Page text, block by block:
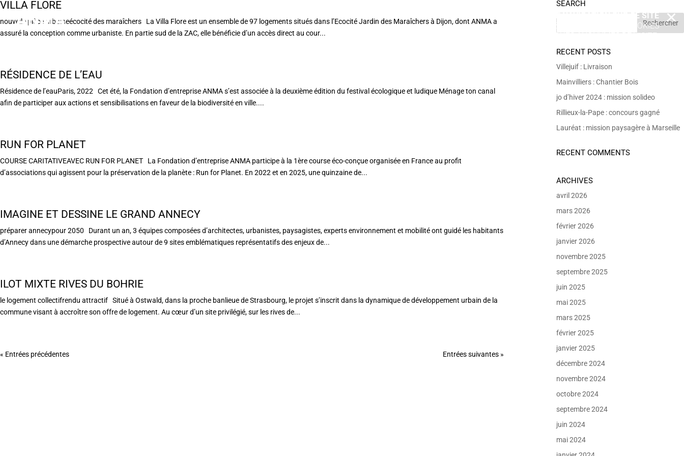
VILLA FLORE
nouvelle pièce urbaineécocité des maraîchers La Villa Flore est un ensemble de 97 logements situés dans l’Ecocité Jardin des Maraîchers à Dijon, dont ANMA a
assuré la conception comme urbaniste. En partie sud de la ZAC, elle bénéficie d’un accès direct au cour...
RÉSIDENCE DE L’EAU
Résidence de l’eauParis, 2022 Cet été, la Fondation d’entreprise ANMA s’est associée à la deuxième édition du festival écologique et ludique Ménage ton canal
afin de participer aux actions et sensibilisations en faveur de la biodiversité en ville....
RUN FOR PLANET
COURSE CARITATIVEAVEC RUN FOR PLANET La Fondation d’entreprise ANMA participe à la 1ère course éco-conçue organisée en France au profit
d’associations qui agissent pour la préservation de la planète : Run for Planet. En 2022 et en 2025, une quinzaine de...
IMAGINE ET DESSINE LE GRAND ANNECY
préparer annecypour 2050 Durant un an, 3 équipes composées d’architectes, urbanistes, paysagistes, experts environnement et mobilité ont guidé les habitants
d’Annecy dans une démarche prospective autour de 9 sites emblématiques représentatifs des enjeux de...
ILOT MIXTE RIVES DU BOHRIE
le logement collectifrendu attractif Situé à Ostwald, dans la proche banlieue de Strasbourg, le projet s’inscrit dans la dynamique de développement urbain de la
commune visant à accroître son offre de logement. Au cœur d’un site privilégié, sur les rives de...
« Entrées précédentes Entrées suivantes »
SEARCH
RECENT POSTS
Villejuif : Livraison
Mainvilliers : Chantier Bois
jo d’hiver 2024 : mission solideo
Rillieux-la-Pape : concours gagné
Lauréat : mission paysagère à Marseille
RECENT COMMENTS
ARCHIVES
avril 2026
mars 2026
février 2026
janvier 2026
novembre 2025
septembre 2025
juin 2025
mai 2025
mars 2025
février 2025
janvier 2025
décembre 2024
novembre 2024
octobre 2024
septembre 2024
juin 2024
mai 2024
EN POURSUIVANT VOTRE NAVIGATION SUR CE SITE
VOUS ACCEPTEZ L’UTILISATION DE COOKIES
AFIN DE RÉALISER DES STATISTIQUES ANONYMES DE VISITE.
X